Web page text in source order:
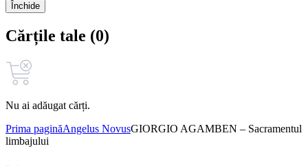
Închide
Cărțile tale (0)
Nu ai adăugat cărți.
Prima paginăAngelus NovusGIORGIO AGAMBEN – Sacramentul
limbajului